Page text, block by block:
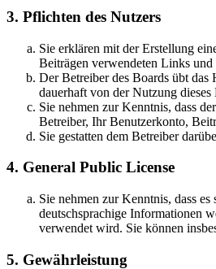
3. Pflichten des Nutzers
Sie erklären mit der Erstellung
Beiträgen verwendeten Links
Der Betreiber des Boards übt das
dauerhaft von der Nutzung
Sie nehmen zur Kenntnis, dass
Betreiber, Ihr Benutzerkonto,
Sie gestatten dem Betreiber
4. General Public License
Sie nehmen zur Kenntnis, dass
deutschsprachige Informationen
verwendet wird. Sie können
5. Gewährleistung